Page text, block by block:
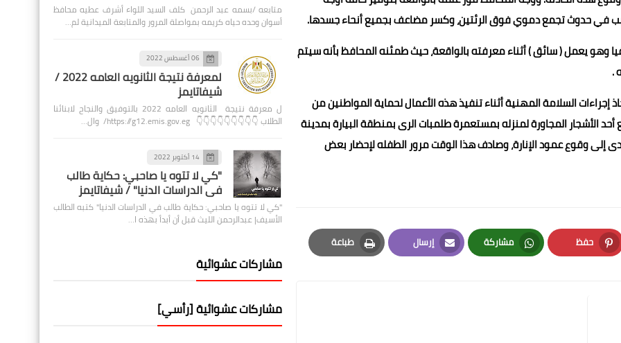
تسبب في حدوث تجمع دموي فوق الرئتين، وكسر مضاعف بجميع أنحاء جسدها.
وهو يعمل ( سائق ) أثناء معرفته بالواقعة، حيث طمئنه المحافظ بأنه سيتم
.
السلامة المهنية أثناء تنفيذ هذه الأعمال لحماية المواطنين من
الأشجار المجاورة لمنزله بمستعمرة طلمبات الرى بمنطقة البيارة بمدينة
إلى وقوع عمود الإنارة، وصادف هذا الوقت مرور الطفله لإحضار بعض
حفظ
Pinterest
مشاركة
Whatsapp
إرسال
Email
طباعة
Print
متابعه /بسمه عبد الرحمن كلف السيد اللواء أشرف عطيه محافظ
أسوان وحده حياه كريمه بمواصلة المرور والمتابعة الميدانية لم…
06 أغسطس 2022
لمعرفة نتيجة الثانويه العامه 2022 /
شيفاتايمز
ل معرفة نتيجة الثانويه العامه 2022 بالتوفيق والنجاح لابنائنا
الطلاب 👇👇👇👇👇👇👇👇👇 https://g12.emis.gov.eg/ وال…
14 أكتوبر 2022
"كي لا تتوه يا صاحبي: حكاية طالب
في الدراسات الدنيا" / شيفاتايمز
"كي لا تتوه يا صاحبي: حكاية طالب في الدراسات الدنيا" كتبه الطالب
الأسيف| عبدالرحمن الليث قبل أن أبدأ بهذه ا…
مشاركات عشوائية
مشاركات عشوائية [رأسي]